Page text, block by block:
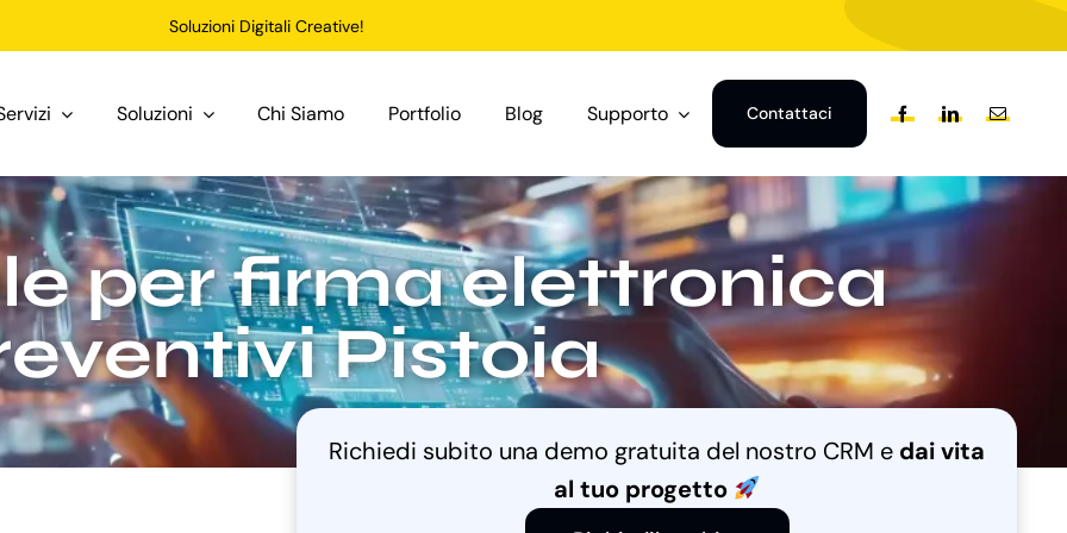
Soluzioni Digitali Creative!
Soluzioni Chi Siamo Portfolio Blog Supporto Contattaci
per firma elettronica
Pistoia
Richiedi subito una demo gratuita del nostro CRM e dai vita
al tuo progetto